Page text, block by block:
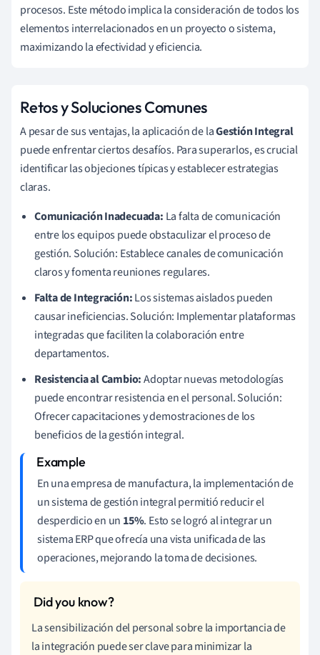
procesos. Este método implica la consideración de todos los
elementos interrelacionados en un proyecto o sistema,
maximizando la efectividad y eficiencia.
Retos y Soluciones Comunes
A pesar de sus ventajas, la aplicación de laGestión Integral
puede enfrentar ciertos desafíos. Para superarlos, es crucial
identificar las objeciones típicas y establecer estrategias
claras.
Comunicación Inadecuada: La falta de comunicación
entre los equipos puede obstaculizar el proceso de
gestión. Solución: Establece canales de comunicación
claros y fomenta reuniones regulares.
Falta de Integración:Los sistemas aislados pueden
causar ineficiencias. Solución: Implementar plataformas
integradas que faciliten la colaboración entre
departamentos.
Resistencia al Cambio:Adoptar nuevas metodologías
puede encontrar resistencia en el personal. Solución:
Ofrecer capacitaciones y demostraciones de los
beneficios de la gestión integral.
En una empresa de manufactura, la implementación de
un sistema de gestión integral permitió reducir el
desperdicio en un 15%. Esto se logró al integrar un
sistema ERP que ofrecía una vista unificada de las
operaciones, mejorando la toma de decisiones.
La sensibilización del personal sobre la importancia de
la integración puede ser clave para minimizar la